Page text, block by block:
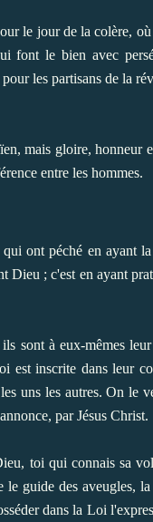
le jour de la colère, où
font le bien avec
les partisans de la
mais gloire, honneur
entre les hommes.
ont péché en ayant
Dieu ; c'est en ayant
sont à eux-mêmes
est inscrite dans leur
uns les autres. On le
par Jésus Christ.
toi qui connais sa
guide des aveugles,
dans la Loi